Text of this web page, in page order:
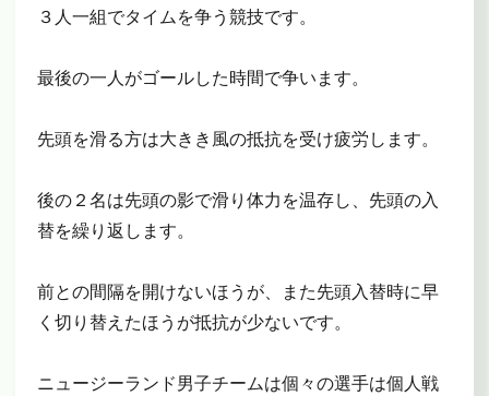
３人一組でタイムを争う競技です。
最後の一人がゴールした時間で争います。
先頭を滑る方は大きき風の抵抗を受け疲労します。
後の２名は先頭の影で滑り体力を温存し、先頭の入
替を繰り返します。
前との間隔を開けないほうが、また先頭入替時に早
く切り替えたほうが抵抗が少ないです。
ニュージーランド男子チームは個々の選手は個人戦